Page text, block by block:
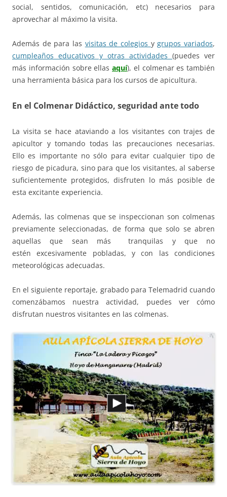
social, sentidos, comunicación, etc) necesarios para
aprovechar al máximo la visita.
Además de para las visitas de colegios ygrupos variados,
cumpleaños educativos y otras actividades (puedes ver
más información sobre ellas aquí), el colmenar es también
una herramienta básica para los cursos de apicultura.
En el Colmenar Didáctico, seguridad ante todo
La visita se hace ataviando a los visitantes con trajes de
apicultor y tomando todas las precauciones necesarias.
Ello es importante no sólo para evitar cualquier tipo de
riesgo de picadura, sino para que los visitantes, al saberse
suficientemente protegidos, disfruten lo más posible de
esta excitante experiencia.
Además, las colmenas que se inspeccionan son colmenas
previamente seleccionadas, de forma que solo se abren
aquellas que sean más tranquilas y que no
estén excesivamente pobladas, y con las condiciones
meteorológicas adecuadas.
En el siguiente reportaje, grabado para Telemadrid cuando
comenzábamos nuestra actividad, puedes ver cómo
disfrutan nuestros visitantes en las colmenas.